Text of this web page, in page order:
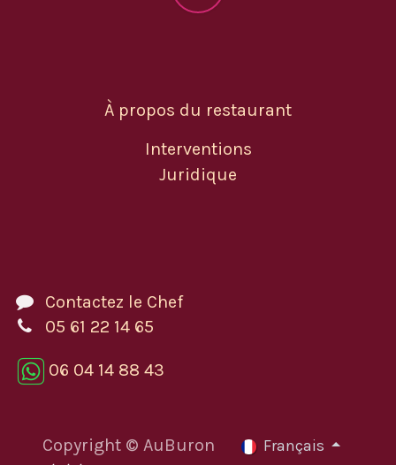
À propos du restaurant
Interventions
Juridique
Contactez le Chef
05 61 22 14 65
06 04 14 88 43
Copyright © AuBuron Français